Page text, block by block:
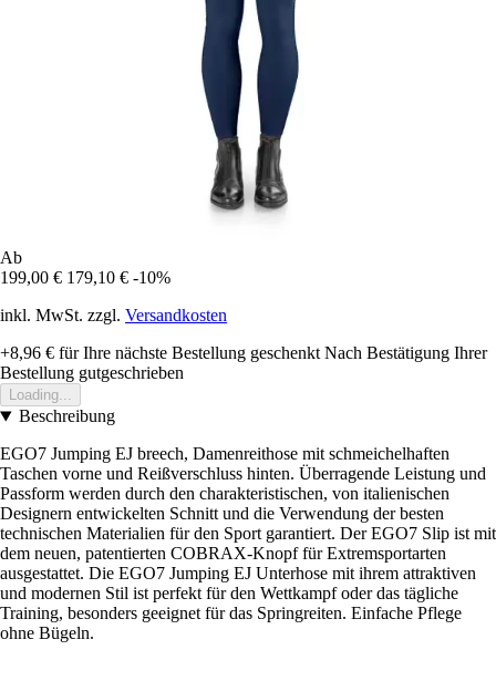
Ab
199,00 € 179,10 € -10%
inkl. MwSt. zzgl. Versandkosten
+8,96 € für Ihre nächste Bestellung geschenkt Nach Bestätigung Ihrer
Bestellung gutgeschrieben
Loading...
Beschreibung
EGO7 Jumping EJ breech, Damenreithose mit schmeichelhaften
Taschen vorne und Reißverschluss hinten. Überragende Leistung und
Passform werden durch den charakteristischen, von italienischen
Designern entwickelten Schnitt und die Verwendung der besten
technischen Materialien für den Sport garantiert. Der EGO7 Slip ist mit
dem neuen, patentierten COBRAX-Knopf für Extremsportarten
ausgestattet. Die EGO7 Jumping EJ Unterhose mit ihrem attraktiven
und modernen Stil ist perfekt für den Wettkampf oder das tägliche
Training, besonders geeignet für das Springreiten. Einfache Pflege
ohne Bügeln.